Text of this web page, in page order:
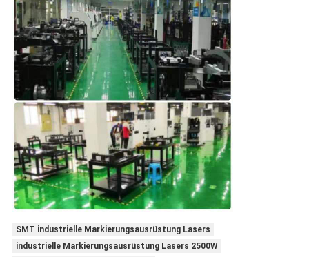
SMT industrielle Markierungsausrüstung Lasers
industrielle Markierungsausrüstung Lasers 2500W